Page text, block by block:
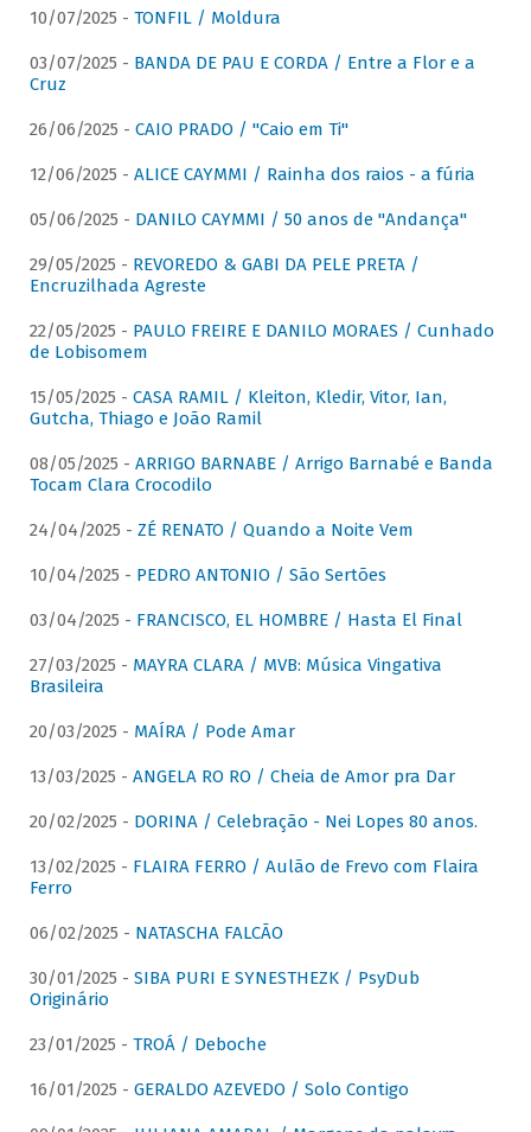
10/07/2025 - TONFIL / Moldura
03/07/2025 - BANDA DE PAU E CORDA / Entre a Flor e a
Cruz
26/06/2025 - CAIO PRADO / "Caio em Ti"
12/06/2025 - ALICE CAYMMI / Rainha dos raios - a fúria
05/06/2025 - DANILO CAYMMI / 50 anos de "Andança"
29/05/2025 - REVOREDO & GABI DA PELE PRETA /
Encruzilhada Agreste
22/05/2025 - PAULO FREIRE E DANILO MORAES / Cunhado
de Lobisomem
15/05/2025 - CASA RAMIL / Kleiton, Kledir, Vitor, Ian,
Gutcha, Thiago e João Ramil
08/05/2025 - ARRIGO BARNABE / Arrigo Barnabé e Banda
Tocam Clara Crocodilo
24/04/2025 - ZÉ RENATO / Quando a Noite Vem
10/04/2025 - PEDRO ANTONIO / São Sertões
03/04/2025 - FRANCISCO, EL HOMBRE / Hasta El Final
27/03/2025 - MAYRA CLARA / MVB: Música Vingativa
Brasileira
20/03/2025 - MAÍRA / Pode Amar
13/03/2025 - ANGELA RO RO / Cheia de Amor pra Dar
20/02/2025 - DORINA / Celebração - Nei Lopes 80 anos.
13/02/2025 - FLAIRA FERRO / Aulão de Frevo com Flaira
Ferro
06/02/2025 - NATASCHA FALCÃO
30/01/2025 - SIBA PURI E SYNESTHEZK / PsyDub
Originário
23/01/2025 - TROÁ / Deboche
16/01/2025 - GERALDO AZEVEDO / Solo Contigo